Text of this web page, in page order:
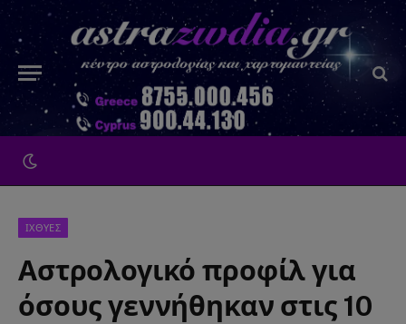
ΙΧΘΥΕΣ
Αστρολογικό προφίλ για
όσους γεννήθηκαν στις 10